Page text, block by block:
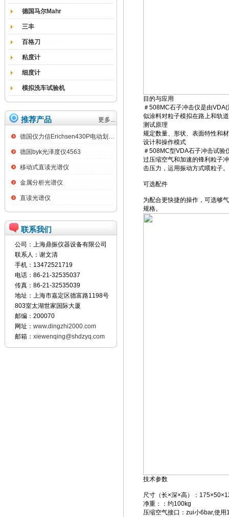
德国马尔Mahr
三丰
百格刀
粘度计
细度计
模拟洗车试验机
推荐产品 更多...
德国仪力信Erichsen430P电动划格试验仪
德国byk光泽度仪4563
移动式直读光谱仪
金属分析光谱仪
直读光谱仪
联系我们
公司：上海鼎振仪器设备有限公司
联系人：谢文清
手机：13472521719
电话：86-21-32535037
传真：86-21-32535039
地址：上海市嘉定区德富路1198号
803室太湖世家国际大厦
邮编：200070
网址： www.dingzhi2000.com
邮箱： xiewenqing@shdzyq.com
目的与应用
＃508MC石子冲击仪是由
似涂料对粒子模拟在路上和轨
测试原理
规定数量、形状、表面特性和
设计和操作模式
＃508MC型VDA石子冲击试验
过压缩空气和加速的锋利粒子
击压力，运用振动方式喂粒子
可选配件
为配合更快捷的操作，可选够
规格。
技术参数
尺寸（长×深×高）：
净重：：约100kg
压缩空气接口：zui小6bar,使